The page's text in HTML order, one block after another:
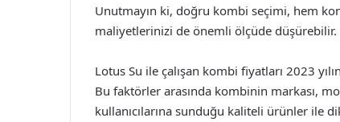
Unutmayın ki, doğru kombi seçimi, hem
maliyetlerinizi de önemli ölçüde düşürebilir.
Lotus Su ile çalışan kombi fiyatları 2023
Bu faktörler arasında kombinin markası,
kullanıcılarına sunduğu kaliteli ürünler ile